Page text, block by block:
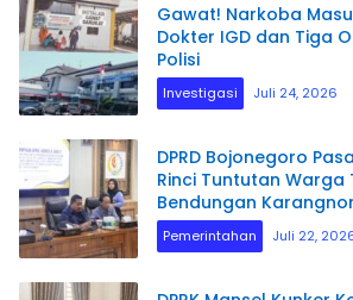
Gawat! Narkoba
Dokter IGD dan Tiga
Polisi
Investigasi Juli 24, 2026
DPRD Bojonegoro
Rinci Tuntutan Warga
Bendungan
Pemerintahan Juli 22,